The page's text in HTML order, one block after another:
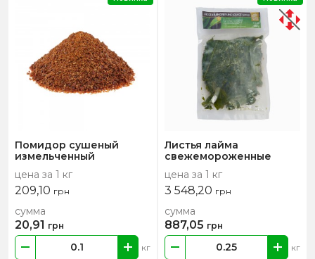
Помидор сушеный
измельченный
цена за 1 кг
209,10 грн
кг
сумма
20,91 грн
Листья лайма
свежемороженные
цена за 1 кг
3 548,20 грн
кг
сумма
887,05 грн